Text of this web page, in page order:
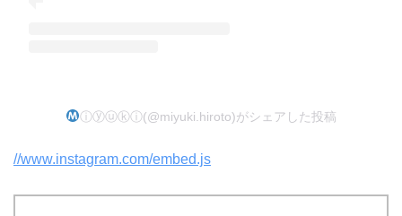
ⓘⓨⓤⓚⓘ(@miyuki.hiroto)がシェアした投稿
//www.instagram.com/embed.js